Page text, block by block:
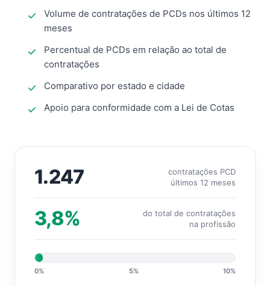
Volume de contratações de PCDs nos últimos 12
meses
Percentual de PCDs em relação ao total de
contratações
Comparativo por estado e cidade
Apoio para conformidade com a Lei de Cotas
1.247
contratações PCD
últimos 12 meses
3,8%
do total de contratações
na profissão
0% 5% 10%